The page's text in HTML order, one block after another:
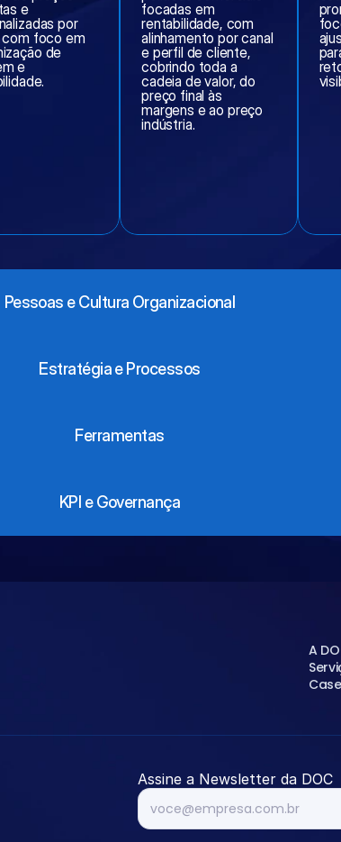
e
por
com foco em
de
e
focadas em
rentabilidade, com
alinhamento por canal
e perfil de cliente,
cobrindo toda a
cadeia de valor, do
preço final às
margens e ao preço
indústria.
Pessoas e Cultura Organizacional
Estratégia e Processos
Ferramentas
KPI e Governança
A
Assine a Newsletter da DOC